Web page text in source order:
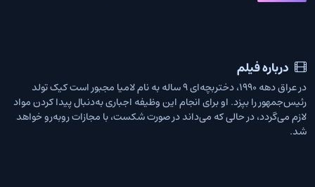
درباره فیلم
در عراق دهه ۱۹۹۰، دختربچه‌ای ۹ ساله به نام لامیا مجبور است کیک تولد
رئیس‌جمهور را بپزد. او برای انجام این وظیفه اجباری به‌دنبال پیدا کردن مواد
لازم می‌گردد، در حالی که می‌داند در صورت شکست، با مجازات روبه‌رو خواهد
شد.